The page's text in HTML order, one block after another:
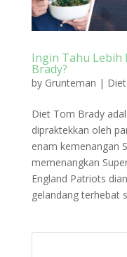
Ingin Tahu Lebih
Brady?
by Grunteman | Diet
Diet Tom Brady
dipraktekkan oleh
enam kemenangan
memenangkan
England Patriots
gelandang terhebat